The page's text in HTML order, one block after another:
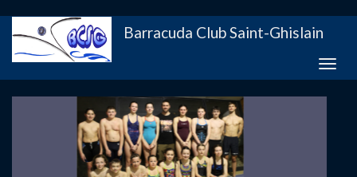
au
contenu
Barracuda Club Saint-Ghislain
Toggle